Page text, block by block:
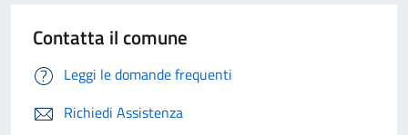
Contatta il comune
Leggi le domande frequenti
Richiedi Assistenza